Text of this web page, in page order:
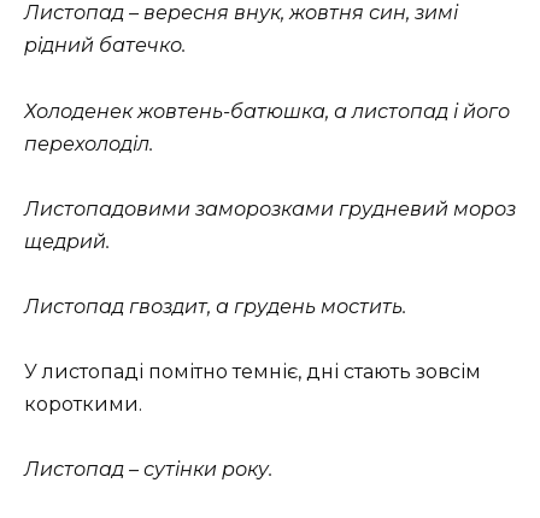
Листопад – вересня внук, жовтня син, зимі
рідний батечко.
Холоденек жовтень-батюшка, а листопад і його
перехолоділ.
Листопадовими заморозками грудневий мороз
щедрий.
Листопад гвоздит, а грудень мостить.
У листопаді помітно темніє, дні стають зовсім
короткими.
Листопад – сутінки року.